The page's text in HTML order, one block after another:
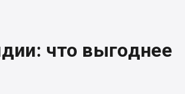
что выгоднее